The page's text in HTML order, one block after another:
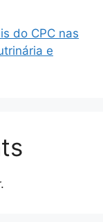
do CPC nas
e